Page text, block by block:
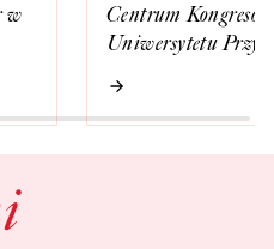
w
Centrum
Uniwersytetu